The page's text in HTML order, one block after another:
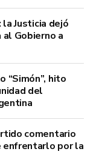
Justicia dejó
Gobierno a
“Simón”, hito
del
comentario
enfrentarlo por la